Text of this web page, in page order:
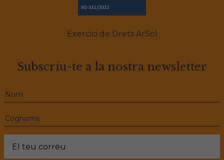
Exercici de Drets ArSol
Subscríu-te a la nostra newsletter